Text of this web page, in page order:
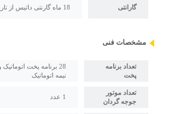
گارانتی 18 ماه گارنتی داتیس از تاریخ نصب
مشخصات فنی
تعداد برنامه
پخت
نیمه اتوماتیک
تعداد موتور
جوجه گردان
1 عدد